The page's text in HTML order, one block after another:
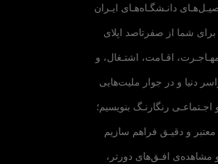
دانـشگـاه‌هـای ایـران
برای شما از صفرتاصد اپلای
اقـامت، اشتـغال، و
دنیا و در جوار ملیت‌هایی
اجـتماعـی رنگارنـگ بنویسیم؛
و دقیـق فراهم سازیم
افـق‌های دورتر،